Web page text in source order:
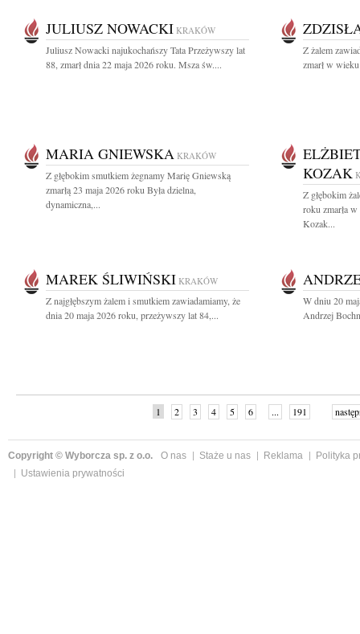
JULIUSZ NOWACKI KRAKÓW
Juliusz Nowacki najukochańszy Tata Przeżywszy lat
88, zmarł dnia 22 maja 2026 roku. Msza św....
Z żalem
zmarł w
MARIA GNIEWSKA KRAKÓW
Z głębokim smutkiem żegnamy Marię Gniewską
zmarłą 23 maja 2026 roku Była dzielna,
dynamiczna,...
KOZAK
Z głębokim
roku zmarła
Kozak...
MAREK ŚLIWIŃSKI KRAKÓW
Z najgłębszym żalem i smutkiem zawiadamiamy, że
dnia 20 maja 2026 roku, przeżywszy lat 84,...
W dniu 20
Andrzej
1 2 3 4 5 6 ... 191
Copyright © Wyborcza sp. z o.o. O nas Staże u nas Reklama
Polityka
Ustawienia prywatności